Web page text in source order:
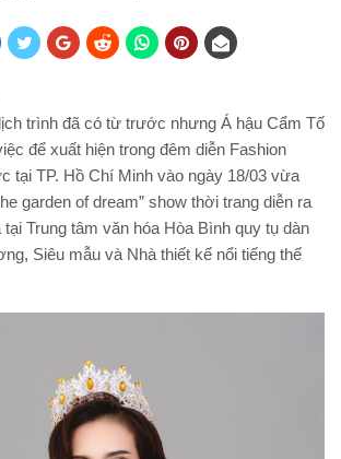
trình đã có từ trước nhưng Á hậu Cẩm Tố
để xuất hiện trong đêm diễn Fashion
tại TP. Hồ Chí Minh vào ngày 18/03 vừa
garden of dream” show thời trang diễn ra
Trung tâm văn hóa Hòa Bình quy tụ dàn
Siêu mẫu và Nhà thiết kế nổi tiếng thế